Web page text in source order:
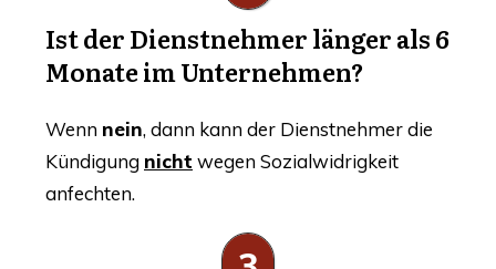
Ist der Dienst­neh­mer län­ger als 6
Mona­te im Unternehmen?
Wenn nein, dann kann der Dienst­neh­mer die
Kün­di­gung nicht wegen Sozi­al­wid­rig­keit
anfechten.